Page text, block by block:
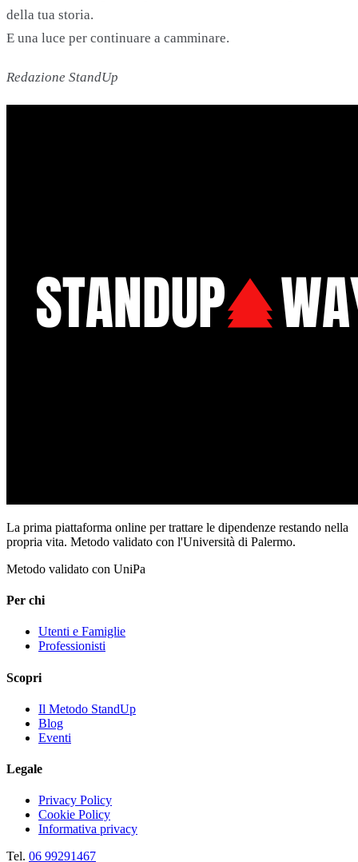
della tua storia.
E una luce per continuare a camminare.
Redazione StandUp
La prima piattaforma online per trattare le dipendenze restando nella
propria vita. Metodo validato con l'Università di Palermo.
Metodo validato con UniPa
Per chi
Utenti e Famiglie
Professionisti
Scopri
Il Metodo StandUp
Blog
Eventi
Legale
Privacy Policy
Cookie Policy
Informativa privacy
Tel. 06 99291467